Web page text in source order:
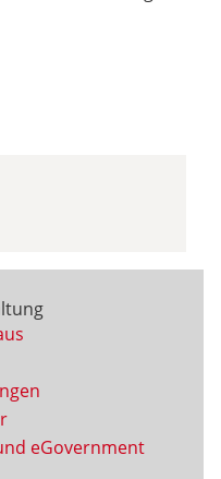
eGovernment